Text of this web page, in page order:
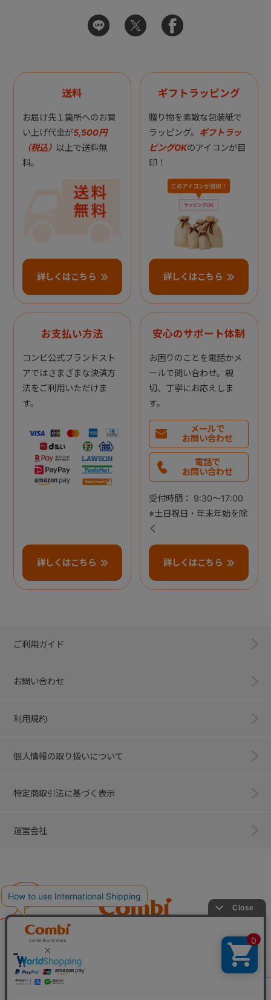
送料
お届け先１箇所へのお買
い上げ代金が5,500円
（税込） 以上で送料無
料。
詳しくはこちら
ギフトラッピング
贈り物を素敵な包装紙で
ラッピング。 ギフトラッ
ピングOKのアイコンが目
印！
詳しくはこちら
お支払い方法
コンビ公式ブランドスト
アではさまざまな決済方
法をご利用いただけま
す。
詳しくはこちら
安心のサポート体制
お困りのことを電話かメ
ールで問い合わせ。親
切、丁寧にお応えしま
す。
メールで
お問い合わせ
電話で
お問い合わせ
受付時間： 9:30～17:00
※土日祝日・年末年始を除
く
詳しくはこちら
ご利用ガイド
お問い合わせ
利用規約
個人情報の取り扱いについて
特定商取引法に基づく表示
運営会社